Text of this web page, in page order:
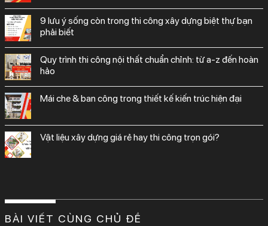
9 lưu ý sống còn trong thi công xây dựng biệt thự bạn
phải biết
quy trình thi công nội thất chuẩn chỉnh: từ a-z đến hoàn
hảo
mái che & ban công trong thiết kế kiến trúc hiện đại
vật liệu xây dựng giá rẻ hay thi công trọn gói?
BÀI VIẾT CÙNG CHỦ ĐỀ